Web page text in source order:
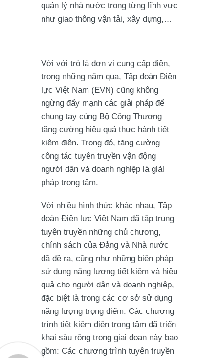
quản lý nhà nước trong từng lĩnh vực
như giao thông vận tải, xây dựng,…
Với với trò là đơn vị cung cấp điện,
trong những năm qua, Tập đoàn Điện
lực Việt Nam (EVN) cũng không
ngừng đẩy mạnh các giải pháp để
chung tay cùng Bộ Công Thương
tăng cường hiệu quả thực hành tiết
kiệm điện. Trong đó, tăng cường
công tác tuyên truyền vận động
người dân và doanh nghiệp là giải
pháp trọng tâm.
Với nhiều hình thức khác nhau, Tập
đoàn Điện lực Việt Nam đã tập trung
tuyên truyền những chủ chương,
chính sách của Đảng và Nhà nước
đã đề ra, cũng như những biện pháp
sử dụng năng lượng tiết kiệm và hiệu
quả cho người dân và doanh nghiệp,
đặc biệt là trong các cơ sở sử dụng
năng lượng trọng điểm. Các chương
trình tiết kiệm điện trọng tâm đã triển
khai sâu rộng trong giai đoạn này bao
gồm: Các chương trình tuyên truyền